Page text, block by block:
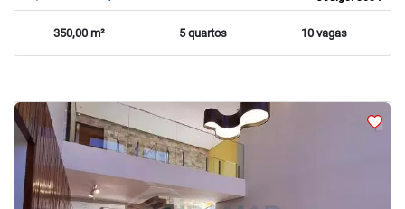
350,00 m² 5 quartos 10 vagas